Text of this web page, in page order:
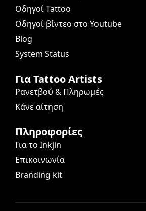
Οδηγοί Tattoo
Οδηγοί βίντεο στο Youtube
Blog
System Status
Για Tattoo Artists
Ρανετβού & Πληρωμές
Κάνε αίτηση
Πληροφορίες
Για το Inkjin
Επικοινωνία
Branding kit